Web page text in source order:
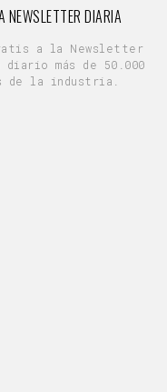
NEWSLETTER DIARIA
a la Newsletter
diario más de 50.000
de la industria.